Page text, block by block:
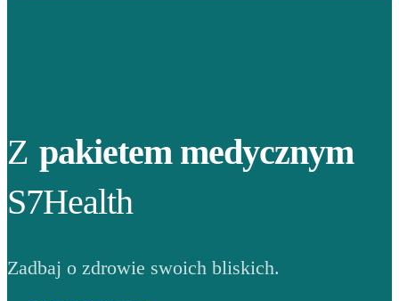
Z pakietem medycznym
S7Health
Zadbaj o zdrowie swoich bliskich.